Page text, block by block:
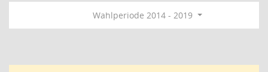
Wahlperiode 2014 - 2019